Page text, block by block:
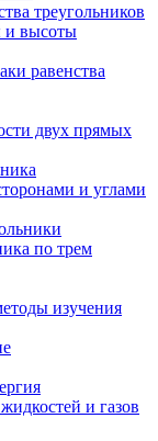
треугольников
и высоты
равенства
двух прямых
и углами
по трем
изучения
и газов